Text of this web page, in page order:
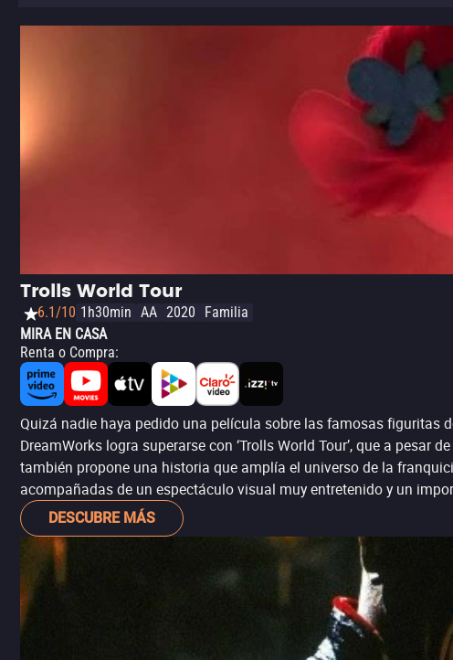
Trolls World Tour
6.1/10 1h30min AA 2020
Familia
MIRA EN CASA
Renta o Compra:
Quizá nadie haya pedido una película sobre las famosas figuritas
DreamWorks logra superarse con ‘Trolls World Tour’, que a
también propone una historia que amplía el universo de la
acompañadas de un espectáculo visual muy entretenido y un
DESCUBRE MÁS